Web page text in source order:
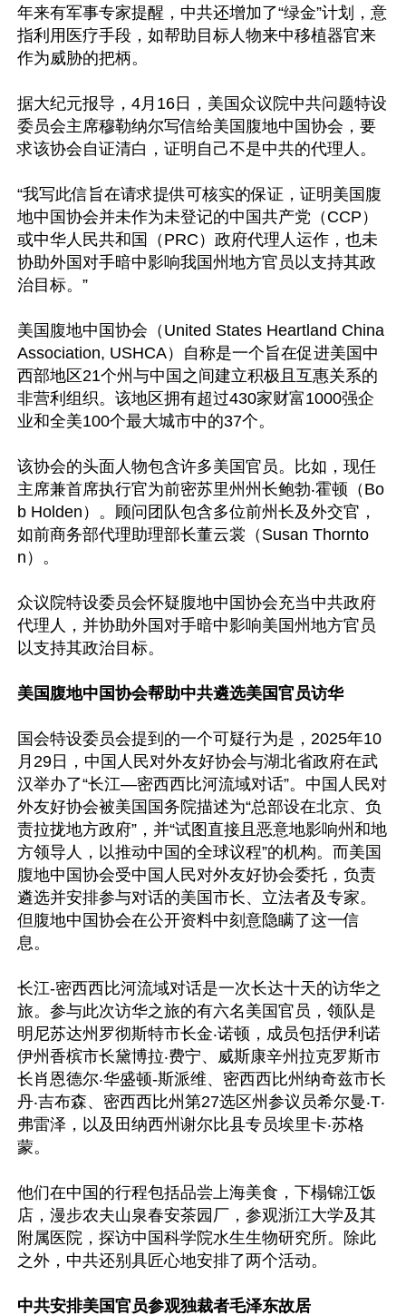
年来有军事专家提醒，中共还增加了“绿金”计划，意
指利用医疗手段，如帮助目标人物来中移植器官来
作为威胁的把柄。
据大纪元报导，4月16日，美国众议院中共问题特设
委员会主席穆勒纳尔写信给美国腹地中国协会，要
求该协会自证清白，证明自己不是中共的代理人。
“我写此信旨在请求提供可核实的保证，证明美国腹
地中国协会并未作为未登记的中国共产党（CCP）
或中华人民共和国（PRC）政府代理人运作，也未
协助外国对手暗中影响我国州地方官员以支持其政
治目标。”
美国腹地中国协会（United States Heartland China
Association, USHCA）自称是一个旨在促进美国中
西部地区21个州与中国之间建立积极且互惠关系的
非营利组织。该地区拥有超过430家财富1000强企
业和全美100个最大城市中的37个。
该协会的头面人物包含许多美国官员。比如，现任
主席兼首席执行官为前密苏里州州长鲍勃‧霍顿（Bo
b Holden）。顾问团队包含多位前州长及外交官，
如前商务部代理助理部长董云裳（Susan Thornto
n）。
众议院特设委员会怀疑腹地中国协会充当中共政府
代理人，并协助外国对手暗中影响美国州地方官员
以支持其政治目标。
美国腹地中国协会帮助中共遴选美国官员访华
国会特设委员会提到的一个可疑行为是，2025年10
月29日，中国人民对外友好协会与湖北省政府在武
汉举办了“长江—密西西比河流域对话”。中国人民对
外友好协会被美国国务院描述为“总部设在北京、负
责拉拢地方政府”，并“试图直接且恶意地影响州和地
方领导人，以推动中国的全球议程”的机构。而美国
腹地中国协会受中国人民对外友好协会委托，负责
遴选并安排参与对话的美国市长、立法者及专家。
但腹地中国协会在公开资料中刻意隐瞒了这一信
息。
长江-密西西比河流域对话是一次长达十天的访华之
旅。参与此次访华之旅的有六名美国官员，领队是
明尼苏达州罗彻斯特市长金‧诺顿，成员包括伊利诺
伊州香槟市长黛博拉‧费宁、威斯康辛州拉克罗斯市
长肖恩德尔‧华盛顿-斯派维、密西西比州纳奇兹市长
丹‧吉布森、密西西比州第27选区州参议员希尔曼‧T‧
弗雷泽，以及田纳西州谢尔比县专员埃里卡‧苏格
蒙。
他们在中国的行程包括品尝上海美食，下榻锦江饭
店，漫步农夫山泉春安茶园厂，参观浙江大学及其
附属医院，探访中国科学院水生生物研究所。除此
之外，中共还别具匠心地安排了两个活动。
中共安排美国官员参观独裁者毛泽东故居